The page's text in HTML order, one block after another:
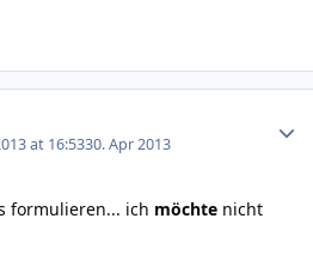
at 16:5330. Apr 2013
formulieren... ich möchte nicht